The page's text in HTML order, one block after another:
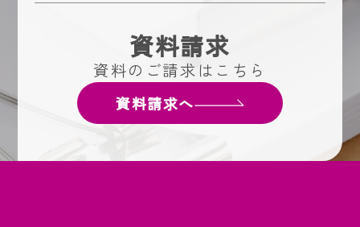
資料請求
資料のご請求はこちら
資料請求へ